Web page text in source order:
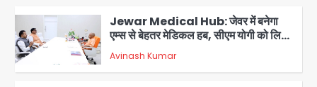
4
Jewar Medical Hub: जेवर में बनेगा
एम्स से बेहतर मेडिकल हब, सीएम योगी को लिखा
पत्र
Avinash Kumar